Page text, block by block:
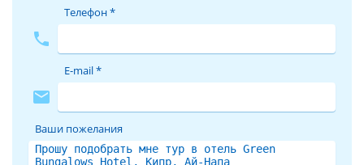
phone
Телефон *
mail
E-mail *
Ваши пожелания